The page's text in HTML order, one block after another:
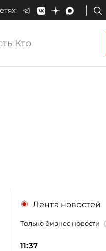
Кто
Лента новостей
Только бизнес новости
11:37